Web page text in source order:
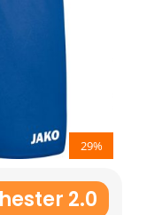
29%
2.0